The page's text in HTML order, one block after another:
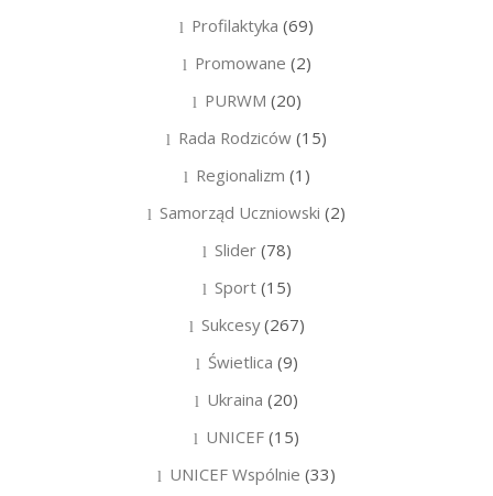
Profilaktyka (69)
Promowane (2)
PURWM (20)
Rada Rodziców (15)
Regionalizm (1)
Samorząd Uczniowski (2)
Slider(78)
Sport(15)
Sukcesy(267)
Świetlica (9)
Ukraina (20)
UNICEF (15)
UNICEF Wspólnie (33)